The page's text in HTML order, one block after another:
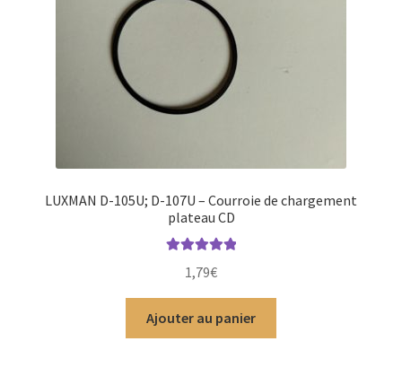
LUXMAN D-105U; D-107U – Courroie de chargement
plateau CD
1,79€
Ajouter au panier